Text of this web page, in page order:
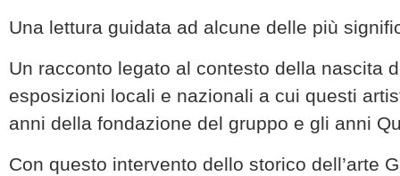
Una lettura guidata ad alcune delle più
Un racconto legato al contesto della nascita
esposizioni locali e nazionali a cui questi
anni della fondazione del gruppo e gli anni
Con questo intervento dello storico dell’arte